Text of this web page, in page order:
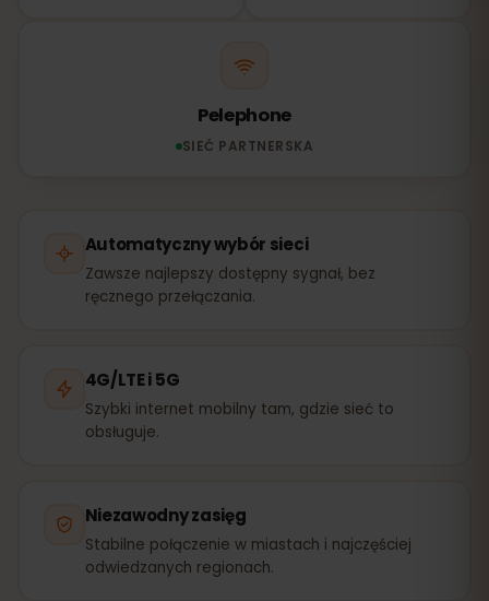
Pelephone
SIEĆ PARTNERSKA
Automatyczny wybór sieci
Zawsze najlepszy dostępny sygnał, bez
ręcznego przełączania.
4G/LTE i 5G
Szybki internet mobilny tam, gdzie sieć to
obsługuje.
Niezawodny zasięg
Stabilne połączenie w miastach i najczęściej
odwiedzanych regionach.